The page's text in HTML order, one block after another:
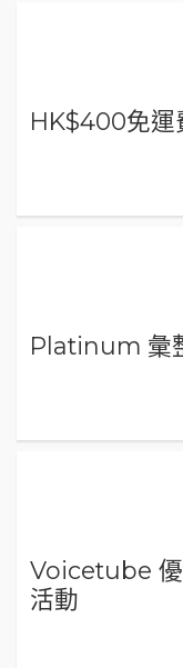
HK$400免運
Platinum 彙
Voicetube
活動